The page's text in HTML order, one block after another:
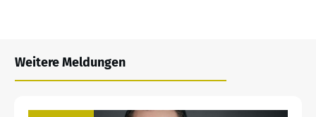
Weitere Meldungen